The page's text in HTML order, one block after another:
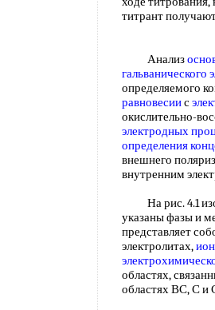
титрант
Анализ
гальванического
определяемого
равновесиис
окислительно-
электродных
определения
внешнего
внутренним
На рис. 4.1
указаны фазы и
представляет
электролитах,
областях,
областях ВС, С и